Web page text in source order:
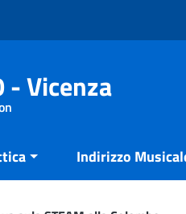
Vicenza
Indirizzo